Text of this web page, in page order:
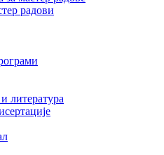
радови
литература